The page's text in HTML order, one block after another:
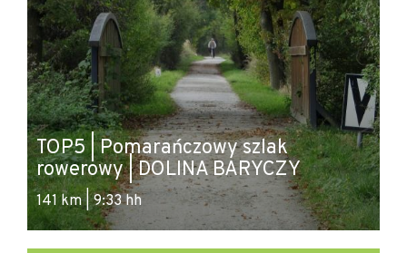
TOP5 | Pomarańczowy szlak
rowerowy | DOLINA BARYCZY
141 km | 9:33 hh